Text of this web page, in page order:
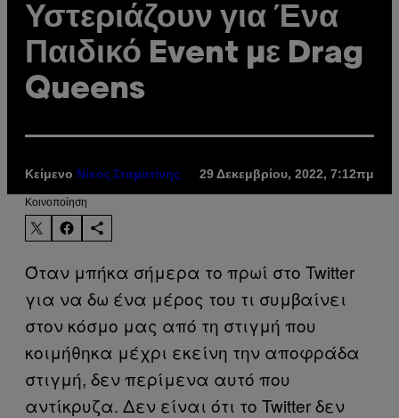
Υστεριάζουν για Ένα
Παιδικό Event με Drag
Queens
Κείμενο Νίκος Σταματίνης 29 Δεκεμβρίου, 2022, 7:12πμ
Kοινοποίηση
Όταν μπήκα σήμερα το πρωί στο Twitter
για να δω ένα μέρος του τι συμβαίνει
στον κόσμο μας από τη στιγμή που
κοιμήθηκα μέχρι εκείνη την αποφράδα
στιγμή, δεν περίμενα αυτό που
αντίκρυζα. Δεν είναι ότι το Twitter δεν